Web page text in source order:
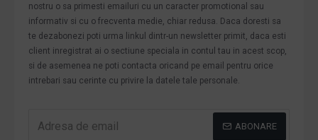
nostru o sa primesti emailuri cu un caracter promotional sau
informativ si cu o frecventa medie, chiar redusa. Daca doresti sa
te dezabonezi poti urma linkul dintr-un newsletter primit, daca esti
client inregistrat ai o sectiune speciala in contul tau in acest scop,
si de asemenea ne poti contacta oricand pe email pentru orice
intrebari sau cerinte cu privire la datele tale personale.
ABONARE